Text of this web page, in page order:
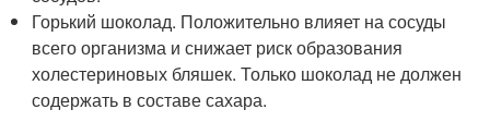
Горький шоколад. Положительно влияет на сосуды
всего организма и снижает риск образования
холестериновых бляшек. Только шоколад не должен
содержать в составе сахара.